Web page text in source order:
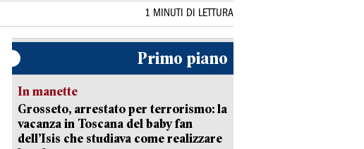
1 MINUTI DI LETTURA
Primo piano
In manette
Grosseto, arrestato per terrorismo: la
vacanza in Toscana del baby fan
dell’Isis che studiava come realizzare